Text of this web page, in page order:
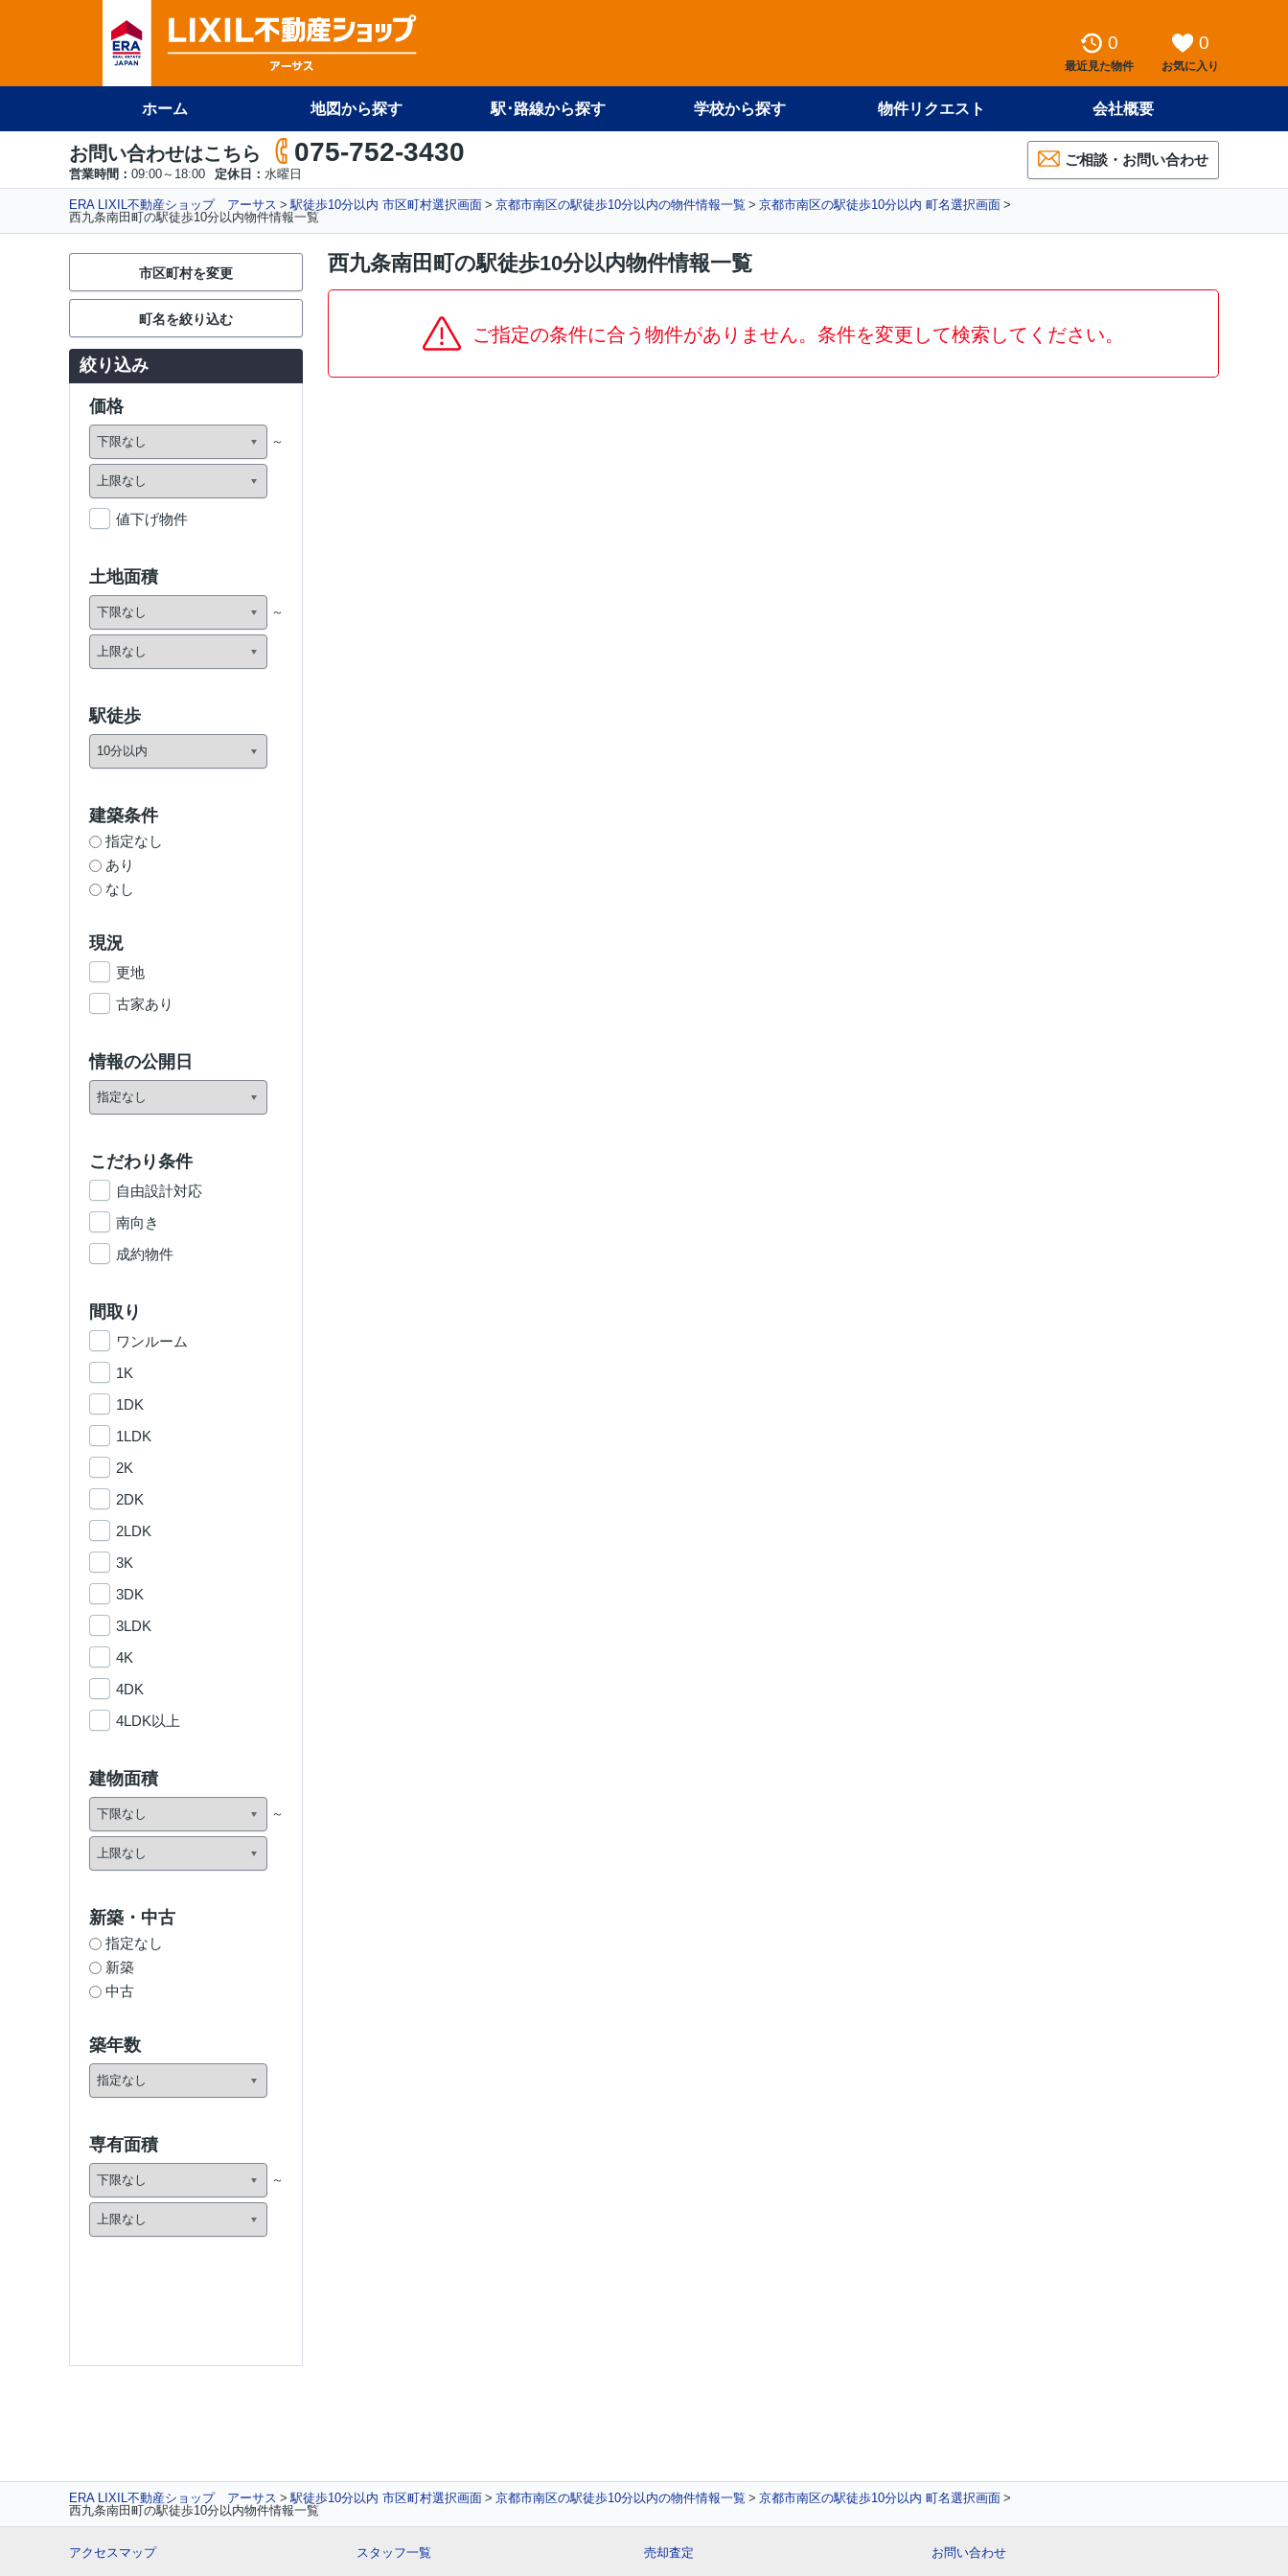
0
最近見た物件
0
お気に入り
ホーム 地図から探す 駅･路線から探す 学校から探す 物件リクエスト 会社概要
お問い合わせはこちら 075-752-3430
営業時間： 09:00～18:00 定休日： 水曜日
ご相談・お問い合わせ
ERA LIXIL不動産ショップ アーサス 駅徒歩10分以内 市区町村選択画面 京都市南区の駅徒歩10分以内の物件情報一覧
京都市南区の駅徒歩10分以内 町名選択画面
西九条南田町の駅徒歩10分以内物件情報一覧
西九条南田町の駅徒歩10分以内物件情報一覧
ご指定の条件に合う物件がありません。条件を変更して検索してください。
市区町村を変更
町名を絞り込む
絞り込み
価格
値下げ物件
土地面積
駅徒歩
建築条件
指定なし
あり
なし
現況
更地
古家あり
情報の公開日
こだわり条件
自由設計対応
南向き
成約物件
間取り
ワンルーム
1K
1DK
1LDK
2K
2DK
2LDK
3K
3DK
3LDK
4K
4DK
4LDK以上
建物面積
新築・中古
指定なし
新築
中古
築年数
専有面積
ERA LIXIL不動産ショップ アーサス 駅徒歩10分以内 市区町村選択画面 京都市南区の駅徒歩10分以内の物件情報一覧
京都市南区の駅徒歩10分以内 町名選択画面
西九条南田町の駅徒歩10分以内物件情報一覧
アクセスマップ スタッフ一覧 売却査定 お問い合わせ